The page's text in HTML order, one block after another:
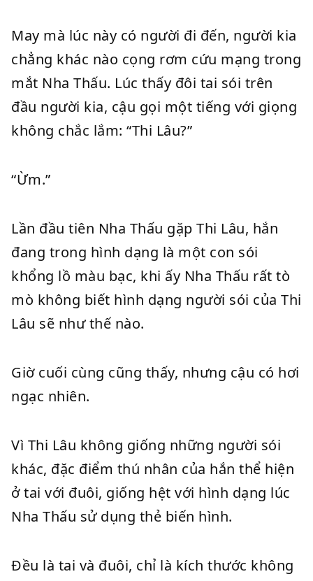
May mà lúc này có người đi đến, người kia
chẳng khác nào cọng rơm cứu mạng trong
mắt Nha Thấu. Lúc thấy đôi tai sói trên
đầu người kia, cậu gọi một tiếng với giọng
không chắc lắm: “Thi Lâu?”
“Ừm.”
Lần đầu tiên Nha Thấu gặp Thi Lâu, hắn
đang trong hình dạng là một con sói
khổng lồ màu bạc, khi ấy Nha Thấu rất tò
mò không biết hình dạng người sói của Thi
Lâu sẽ như thế nào.
Giờ cuối cùng cũng thấy, nhưng cậu có hơi
ngạc nhiên.
Vì Thi Lâu không giống những người sói
khác, đặc điểm thú nhân của hắn thể hiện
ở tai với đuôi, giống hệt với hình dạng lúc
Nha Thấu sử dụng thẻ biến hình.
Đều là tai và đuôi, chỉ là kích thước không